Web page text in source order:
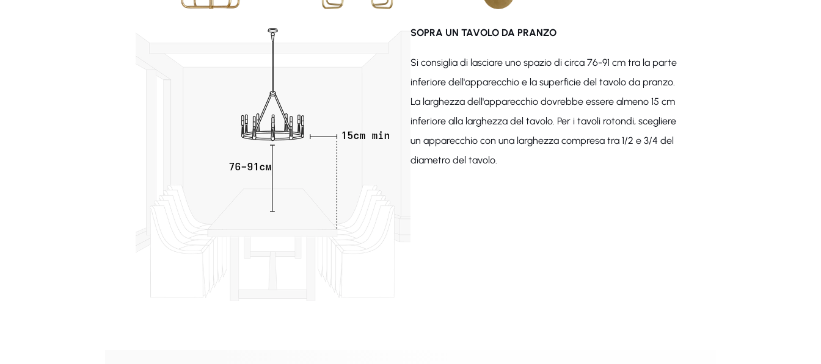
SOPRA UN TAVOLO DA PRANZO
Si consiglia di lasciare uno spazio di circa 76-91 cm tra la parte
inferiore dell'apparecchio e la superficie del tavolo da pranzo.
La larghezza dell'apparecchio dovrebbe essere almeno 15 cm
inferiore alla larghezza del tavolo. Per i tavoli rotondi, scegliere
un apparecchio con una larghezza compresa tra 1/2 e 3/4 del
diametro del tavolo.